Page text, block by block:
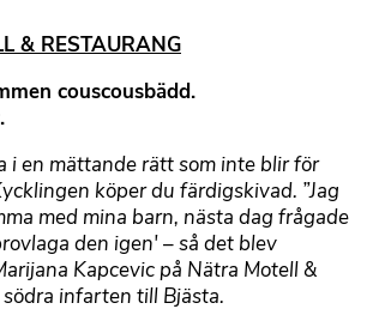
& RESTAURANG
couscousbädd.
i en mättande rätt som inte blir för
köper du färdigskivad. ”Jag
med mina barn, nästa dag frågade
den igen' – så det blev
Kapcevic på Nätra Motell &
infarten till Bjästa.